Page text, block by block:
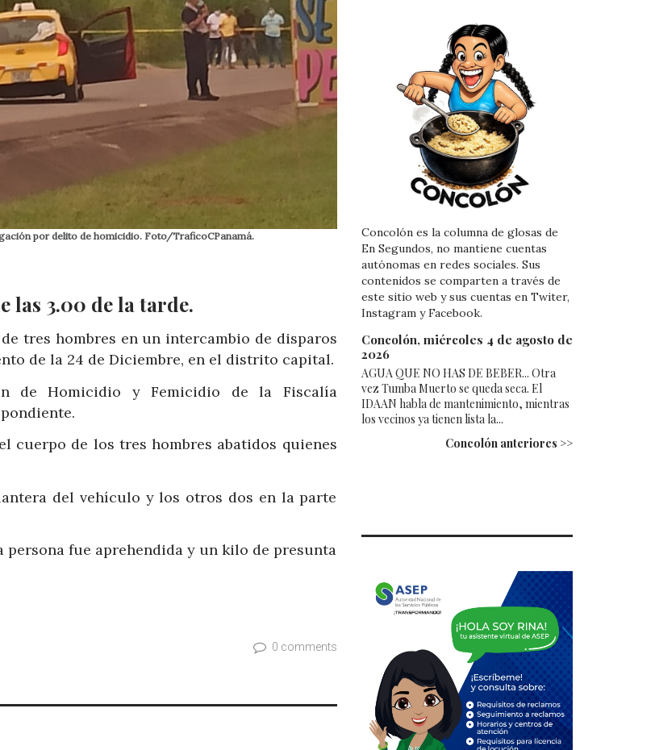
por delito de homicidio. Foto/TraficoCPanamá.
las 3.00 de la tarde.
tres hombres en un intercambio de disparos
de la 24 de Diciembre, en el distrito capital.
de Homicidio y Femicidio de la Fiscalía
cuerpo de los tres hombres abatidos quienes
del vehículo y los otros dos en la parte
fue aprehendida y un kilo de presunta
0 comments
Concolón es la columna de glosas de
En Segundos, no mantiene cuentas
autónomas en redes sociales. Sus
contenidos se comparten a través de
este sitio web y sus cuentas en Twiter,
Instagram y Facebook.
Concolón, miércoles 4 de agosto de
2026
AGUA QUE NO HAS DE BEBER... Otra
vez Tumba Muerto se queda seca. El
IDAAN habla de mantenimiento, mientras
los vecinos ya tienen lista la...
Concolón anteriores >>